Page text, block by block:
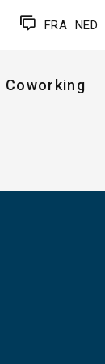
FRA NED
Coworking